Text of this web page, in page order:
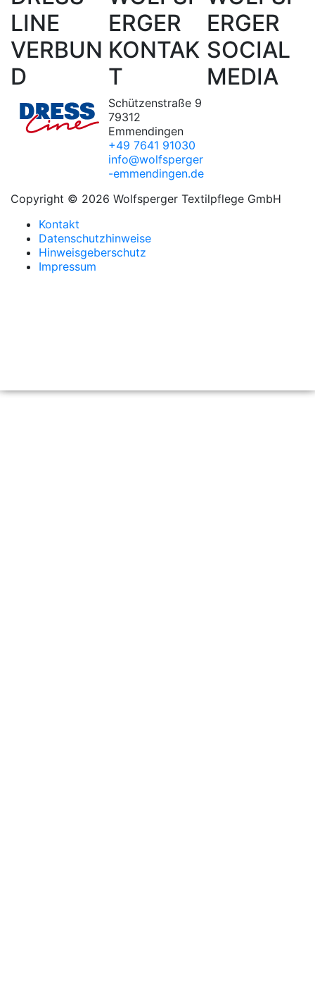
LINE
VERBUN
D
ERGER
KONTAK
T
Schützenstraße 9
79312
Emmendingen
+49 7641 91030
info@wolfsperger
-emmendingen.de
ERGER
SOCIAL
MEDIA
Copyright © 2026 Wolfsperger Textilpflege GmbH
Kontakt
Datenschutzhinweise
Hinweisgeberschutz
Impressum